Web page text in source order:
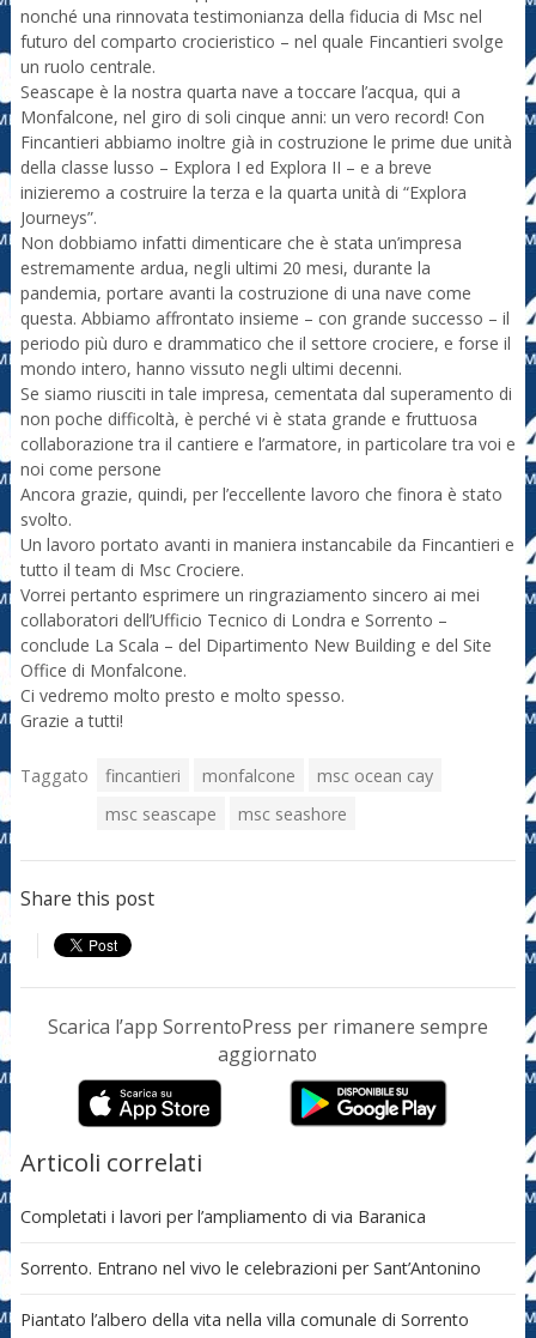
nonché una rinnovata testimonianza della fiducia di Msc nel
futuro del comparto crocieristico – nel quale Fincantieri svolge
un ruolo centrale.
Seascape è la nostra quarta nave a toccare l’acqua, qui a
Monfalcone, nel giro di soli cinque anni: un vero record! Con
Fincantieri abbiamo inoltre già in costruzione le prime due unità
della classe lusso – Explora I ed Explora II – e a breve
inizieremo a costruire la terza e la quarta unità di “Explora
Journeys”.
Non dobbiamo infatti dimenticare che è stata un’impresa
estremamente ardua, negli ultimi 20 mesi, durante la
pandemia, portare avanti la costruzione di una nave come
questa. Abbiamo affrontato insieme – con grande successo – il
periodo più duro e drammatico che il settore crociere, e forse il
mondo intero, hanno vissuto negli ultimi decenni.
Se siamo riusciti in tale impresa, cementata dal superamento di
non poche difficoltà, è perché vi è stata grande e fruttuosa
collaborazione tra il cantiere e l’armatore, in particolare tra voi e
noi come persone
Ancora grazie, quindi, per l’eccellente lavoro che finora è stato
svolto.
Un lavoro portato avanti in maniera instancabile da Fincantieri e
tutto il team di Msc Crociere.
Vorrei pertanto esprimere un ringraziamento sincero ai mei
collaboratori dell’Ufficio Tecnico di Londra e Sorrento –
conclude La Scala – del Dipartimento New Building e del Site
Office di Monfalcone.
Ci vedremo molto presto e molto spesso.
Grazie a tutti!
Taggato fincantieri monfalcone
msc ocean cay
msc seascape
msc seashore
Share this post
Scarica l’app SorrentoPress per rimanere sempre
aggiornato
Articoli correlati
Completati i lavori per l’ampliamento di via Baranica
Sorrento. Entrano nel vivo le celebrazioni per Sant’Antonino
Piantato l’albero della vita nella villa comunale di Sorrento